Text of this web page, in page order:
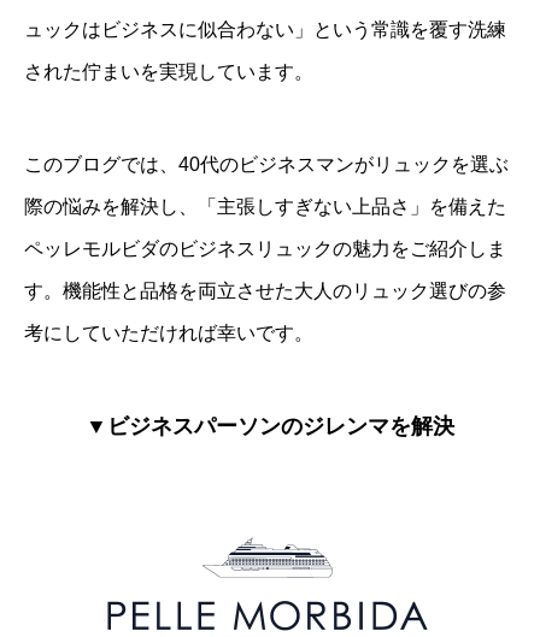
ュックはビジネスに似合わない」という常識を覆す洗練
された佇まいを実現しています。
このブログでは、40代のビジネスマンがリュックを選ぶ
際の悩みを解決し、「主張しすぎない上品さ」を備えた
ペッレモルビダのビジネスリュックの魅力をご紹介しま
す。機能性と品格を両立させた大人のリュック選びの参
考にしていただければ幸いです。
▼ビジネスパーソンのジレンマを解決